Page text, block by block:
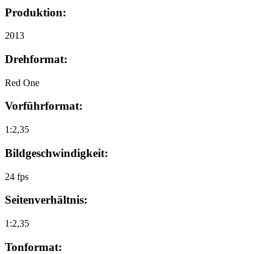
Produktion:
2013
Drehformat:
Red One
Vorführformat:
1:2,35
Bildgeschwindigkeit:
24 fps
Seitenverhältnis:
1:2,35
Tonformat: